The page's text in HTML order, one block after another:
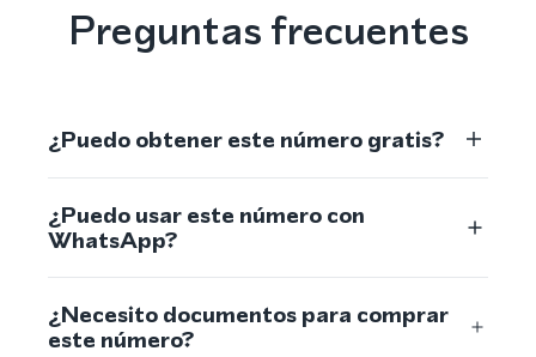
Preguntas frecuentes
¿Puedo obtener este número gratis?
¿Puedo usar este número con
WhatsApp?
¿Necesito documentos para comprar
este número?